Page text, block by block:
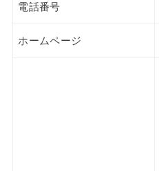
電話番号
ホームページ